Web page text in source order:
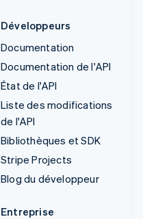
Développeurs
Documentation
Documentation de l'API
État de l'API
Liste des modifications
de l'API
Bibliothèques et SDK
Stripe Projects
Blog du développeur
Entreprise